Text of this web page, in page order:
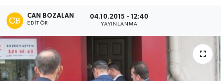
CAN BOZALAN
EDITÖR
04.10.2015 - 12:40
YAYINLANMA
Tüm Manşetler
Son Dakika Haberleri
Haber Arşivi